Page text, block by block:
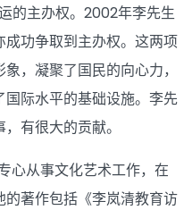
的主办权。2002年李先生
功争取到主办权。这两项
，凝聚了国民的向心力，
际水平的基础设施。李先
有很大的贡献。
心从事文化艺术工作，在
著作包括《李岚清教育访